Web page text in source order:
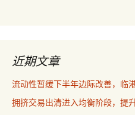
近期文章
流动性暂缓下半年边际改善，临
拥挤交易出清进入均衡阶段，提